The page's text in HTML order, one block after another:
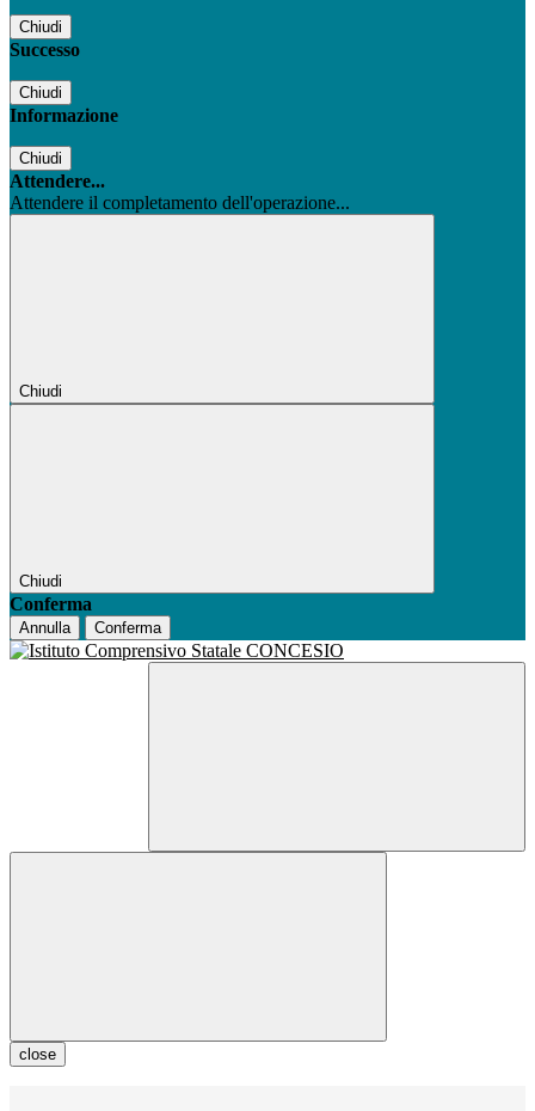
Chiudi
Successo
Chiudi
Informazione
Chiudi
Attendere...
Attendere il completamento dell'operazione...
Chiudi
Chiudi
Conferma
Annulla Conferma
close